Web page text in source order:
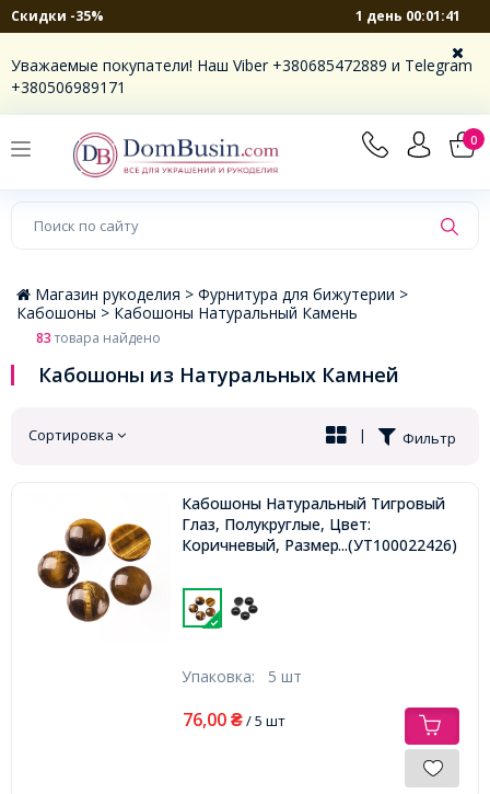
Скидки -35% 1 день 00:01:40
Уважаемые покупатели! Наш Viber +380685472889 и Telegram
+380506989171
0
×
Магазин рукоделия > Фурнитура для бижутерии >
Кабошоны > Кабошоны Натуральный Камень
83товара найдено
Кабошоны из Натуральных Камней
Сортировка Фильтр
|
Кабошоны Натуральный Тигровый
Глаз, Полукруглые, Цвет:
Коричневый, Размер: 10x4~5мм
...(УТ100022426)
Упаковка: 5 шт
76,00 ₴/ 5 шт